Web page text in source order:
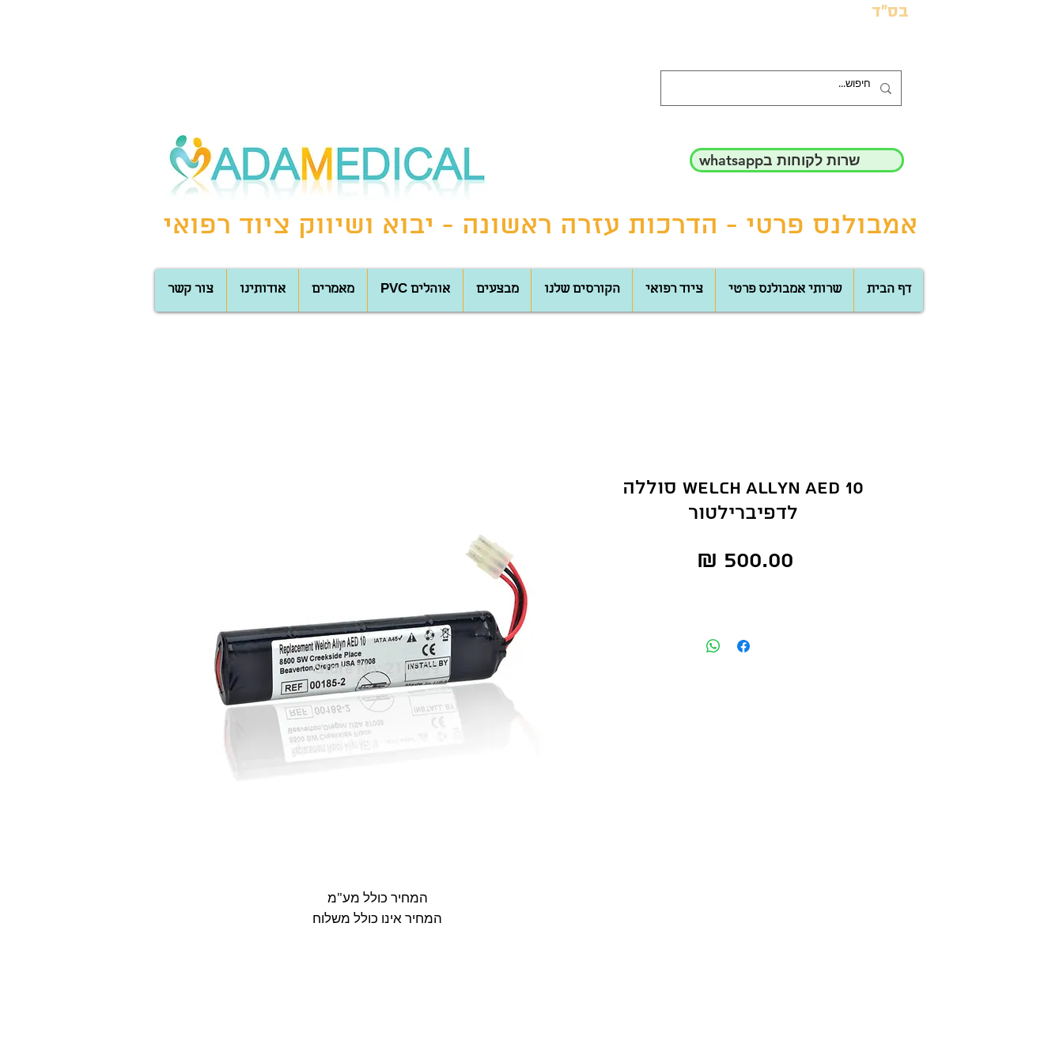
בס"ד
אמבולנס פרטי - הדרכות עזרה ראשונה - יבוא ושיווק ציוד רפואי
whatsappשרות לקוחות ב
צור קשר אודותינו מאמרים PVC אוהלים מבצעים הקורסים שלנו ציוד רפואי שרותי אמבולנס פרטי דף הבית
המחיר כולל מע"מ
המחיר אינו כולל משלוח
Welch Allyn AED 10 סוללה
לדפיברילטור